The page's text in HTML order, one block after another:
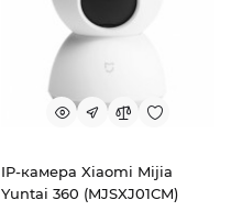
IP-камера Xiaomi Mijia
Yuntai 360 (MJSXJ01CM)